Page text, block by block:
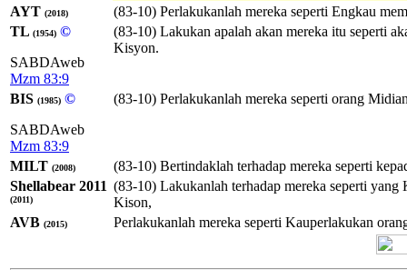
AYT (2018)
(83-10) Perlakukanlah mereka seperti Engkau
TL (1954) ©
SABDAweb
Mzm 83:9
(83-10) Lakukan apalah akan mereka itu seperti
Kisyon.
BIS (1985) ©
SABDAweb
Mzm 83:9
(83-10) Perlakukanlah mereka seperti orang
MILT (2008)
(83-10) Bertindaklah terhadap mereka seperti
Shellabear 2011
(2011)
(83-10) Lakukanlah terhadap mereka seperti
Kison,
AVB (2015) Perlakukanlah mereka seperti Kauperlakukan